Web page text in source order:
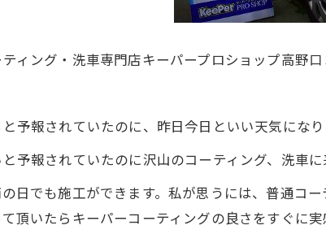
ィング・洗車専門店キーパープロショップ高野口
予報されていたのに、昨日今日といい天気になり
予報されていたのに沢山のコーティング、洗車
日でも施工ができます。私が思うには、普通コ
頂いたらキーパーコーティングの良さをすぐに